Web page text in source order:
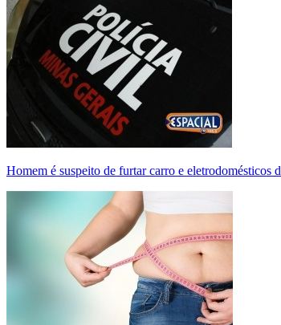
Homem é suspeito de furtar carro e eletrodomésticos